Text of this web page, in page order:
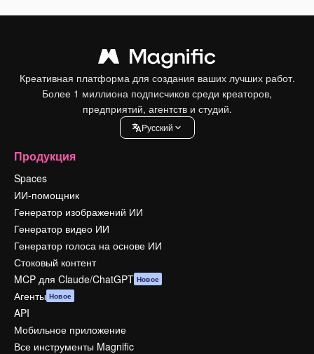
Креативная платформа для создания ваших лучших работ.
Более 1 миллиона подписчиков среди креаторов,
предприятий, агентств и студий.
Pусский
Продукция
Spaces
ИИ-помощник
Генератор изображений ИИ
Генератор видео ИИ
Генератор голоса на основе ИИ
Стоковый контент
MCP для Claude/ChatGPT Новое
Агенты Новое
API
Мобильное приложение
Все инструменты Magnific